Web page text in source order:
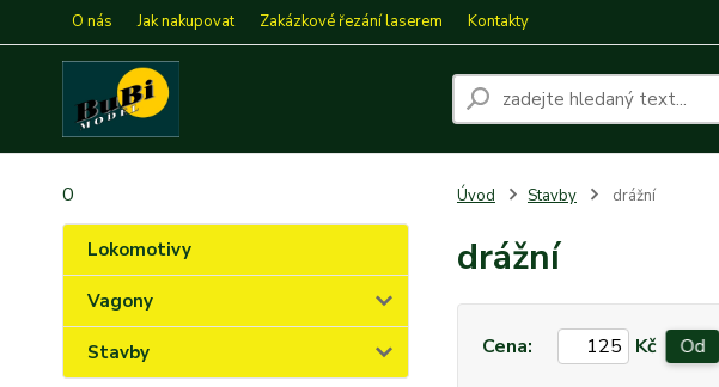
O nás Jak nakupovat Zakázkové řezání laserem Kontakty
0
Lokomotivy
Vagony
Stavby
Úvod Stavby drážní
drážní
Cena: Kč Od